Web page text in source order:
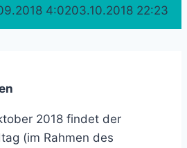
4:0203.10.2018 22:23
2018 findet der
(im Rahmen des